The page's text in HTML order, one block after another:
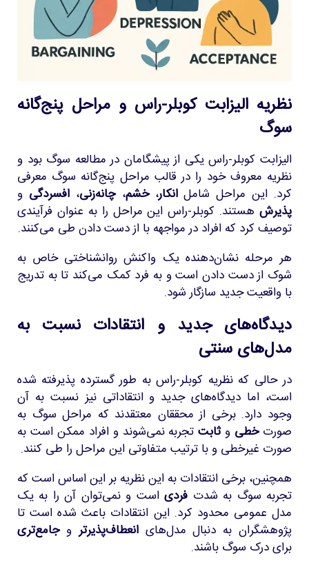
نظریه الیزابت کوبلر-راس و مراحل پنج‌گانه
سوگ
الیزابت کوبلر-راس یکی از پیشگامان در مطالعه سوگ بود و
نظریه معروف خود را در قالب مراحل پنج‌گانه سوگ معرفی
کرد. این مراحل شاملانکار،خشم،چانه‌زنی،افسردگی و
پذیرش هستند. کوبلر-راس این مراحل را به عنوان فرآیندی
توصیف کرد که افراد در مواجهه با از دست دادن طی می‌کنند.
هر مرحله نشان‌دهنده یک واکنش روانشناختی خاص به
شوک از دست دادن است و به فرد کمک می‌کند تا به تدریج
با واقعیت جدید سازگار شود.
دیدگاه‌های جدید و انتقادات نسبت به
مدل‌های سنتی
در حالی که نظریه کوبلر-راس به طور گسترده پذیرفته شده
است، اما دیدگاه‌های جدید و انتقاداتی نیز نسبت به آن
وجود دارد. برخی از محققان معتقدند که مراحل سوگ به
صورتخطی وثابتتجربه نمی‌شوند و افراد ممکن است به
صورت غیرخطی و با ترتیب متفاوتی این مراحل را طی کنند.
همچنین، برخی انتقادات به این نظریه بر این اساس است که
تجربه سوگ به شدت فردیاست و نمی‌توان آن را به یک
مدل عمومی محدود کرد. این انتقادات باعث شده است تا
پژوهشگران به دنبال مدل‌هایانعطاف‌پذیرتروجامع‌تری
برای درک سوگ باشند.